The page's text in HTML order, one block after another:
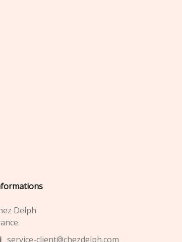
Delph
service-client@chezdelph.com